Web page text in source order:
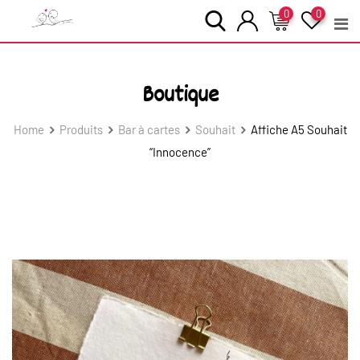
0
0
Boutique
Home Produits Bar à cartes Souhait
Affiche A5 Souhait
“Innocence”